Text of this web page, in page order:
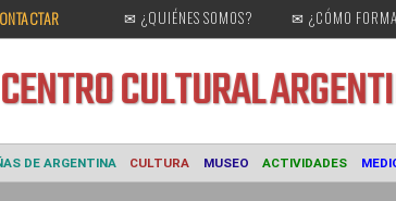
✉ ¿QUIÉNES SOMOS? ✉ ¿CÓMO
CENTRO CULTURAL
DE ARGENTINA CULTURA MUSEO